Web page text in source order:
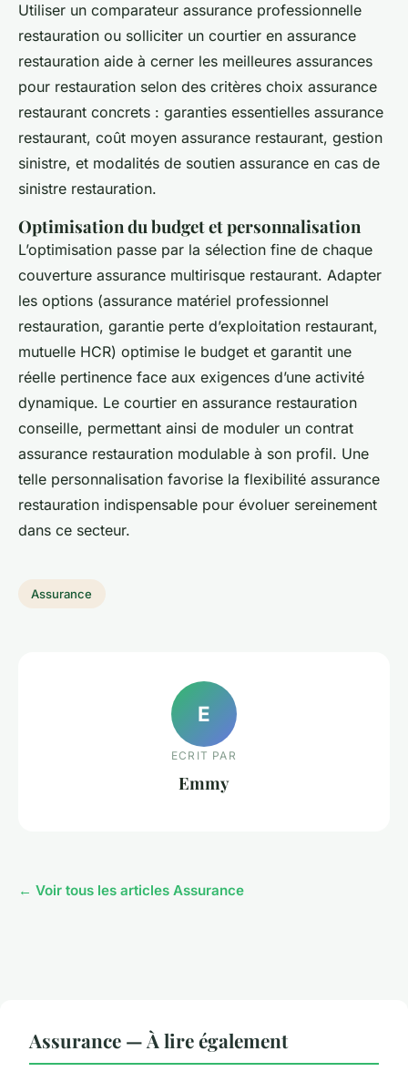
Utiliser un comparateur assurance professionnelle
restauration ou solliciter un courtier en assurance
restauration aide à cerner les meilleures assurances
pour restauration selon des critères choix assurance
restaurant concrets : garanties essentielles assurance
restaurant, coût moyen assurance restaurant, gestion
sinistre, et modalités de soutien assurance en cas de
sinistre restauration.
Optimisation du budget et personnalisation
L’optimisation passe par la sélection fine de chaque
couverture assurance multirisque restaurant. Adapter
les options (assurance matériel professionnel
restauration, garantie perte d’exploitation restaurant,
mutuelle HCR) optimise le budget et garantit une
réelle pertinence face aux exigences d’une activité
dynamique. Le courtier en assurance restauration
conseille, permettant ainsi de moduler un contrat
assurance restauration modulable à son profil. Une
telle personnalisation favorise la flexibilité assurance
restauration indispensable pour évoluer sereinement
dans ce secteur.
Assurance
E
ECRIT PAR
Emmy
← Voir tous les articles Assurance
Assurance — À lire également